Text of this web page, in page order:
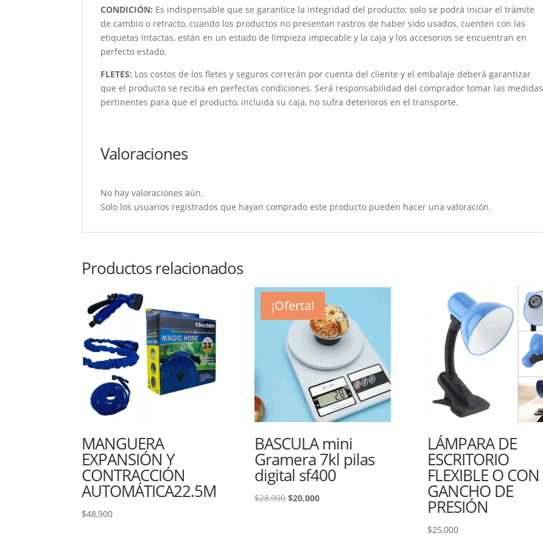
CONDICIÓN: Es indispensable que se garantice la integridad del producto; solo se podrá iniciar el trámite
de cambio o retracto, cuando los productos no presentan rastros de haber sido usados, cuenten con las
etiquetas intactas, están en un estado de limpieza impecable y la caja y los accesorios se encuentran en
perfecto estado.
FLETES: Los costos de los fletes y seguros correrán por cuenta del cliente y el embalaje deberá garantizar
que el producto se reciba en perfectas condiciones. Será responsabilidad del comprador tomar las medidas
pertinentes para que el producto, incluida su caja, no sufra deterioros en el transporte.
Valoraciones
No hay valoraciones aún.
Solo los usuarios registrados que hayan comprado este producto pueden hacer una valoración.
Productos relacionados
MANGUERA
EXPANSIÓN Y
CONTRACCIÓN
AUTOMÁTICA22.5M
$48,900
¡Oferta!
BASCULA mini
Gramera 7kl pilas
digital sf400
$28,900 El
$20,000El
LÁMPARA DE
ESCRITORIO
FLEXIBLE O CON
GANCHO DE
PRESIÓN
$25,000